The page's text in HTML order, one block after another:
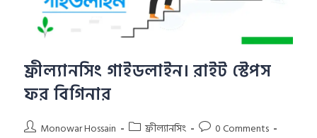
ফ্রীল্যানসিং গাইডলাইন। রাইট স্টেপস
ফর বিগিনার
Monowar Hossain ফ্রীল্যানসিং
0 Comments